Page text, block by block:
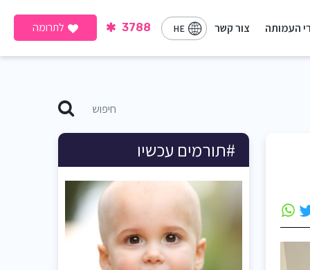
העמותה צור קשר HE
3788 לתרומה
#תורמים עכשיו